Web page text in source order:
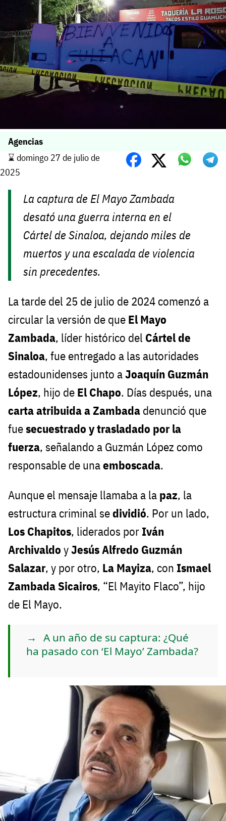
Agencias
⌛️ domingo 27 de julio de
2025
La captura de El Mayo Zambada
desató una guerra interna en el
Cártel de Sinaloa, dejando miles de
muertos y una escalada de violencia
sin precedentes.
La tarde del 25 de julio de 2024 comenzó a
circular la versión de que El Mayo
Zambada, líder histórico del Cártel de
Sinaloa, fue entregado a las autoridades
estadounidenses junto aJoaquín Guzmán
López, hijo de El Chapo. Días después, una
carta atribuida a Zambada denunció que
fuesecuestrado y trasladado por la
fuerza, señalando a Guzmán López como
responsable de unaemboscada.
Aunque el mensaje llamaba a la paz, la
estructura criminal sedividió. Por un lado,
Los Chapitos, liderados por Iván
Archivaldo yJesús Alfredo Guzmán
Salazar, y por otro, La Mayiza, con Ismael
Zambada Sicairos, “El Mayito Flaco”, hijo
de El Mayo.
A un año de su captura: ¿Qué
ha pasado con ‘El Mayo’ Zambada?